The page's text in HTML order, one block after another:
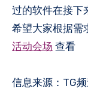
过的软件在接下
希望大家根据需
活动会场 查看
信息来源：TG